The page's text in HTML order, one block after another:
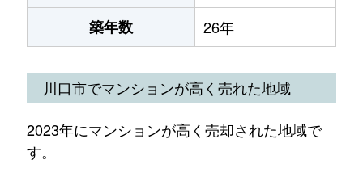
築年数 26年
川口市でマンションが高く売れた地域
2023年にマンションが高く売却された地域で
す。